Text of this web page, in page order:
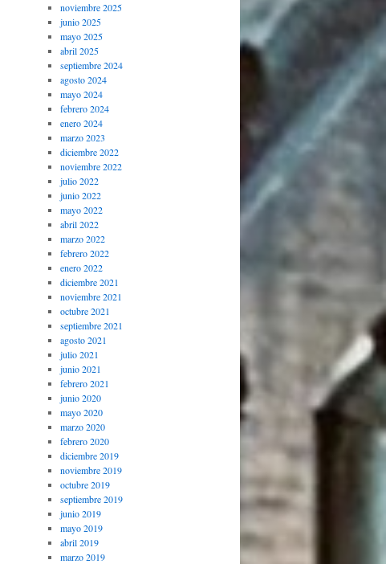
noviembre 2025
junio 2025
mayo 2025
abril 2025
septiembre 2024
agosto 2024
mayo 2024
febrero 2024
enero 2024
marzo 2023
diciembre 2022
noviembre 2022
julio 2022
junio 2022
mayo 2022
abril 2022
marzo 2022
febrero 2022
enero 2022
diciembre 2021
noviembre 2021
octubre 2021
septiembre 2021
agosto 2021
julio 2021
junio 2021
febrero 2021
junio 2020
mayo 2020
marzo 2020
febrero 2020
diciembre 2019
noviembre 2019
octubre 2019
septiembre 2019
junio 2019
mayo 2019
abril 2019
marzo 2019